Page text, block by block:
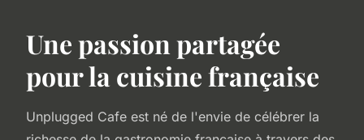
Une passion partagée
pour la cuisine française
Unplugged Cafe est né de l'envie de célébrer la